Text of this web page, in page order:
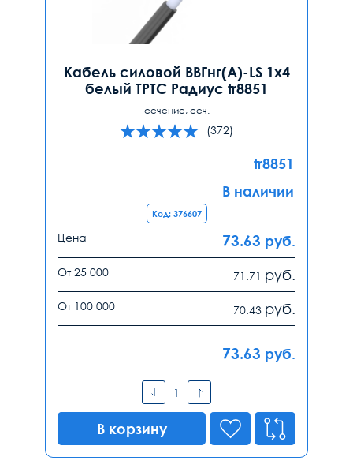
Кабель силовой ВВГнг(А)-LS 1х4
белый ТРТС Радиус tr8851
сечение, сеч.
(372)
tr8851
В наличии
Код: 376607
Цена 73.63 руб.
От 25 000 71.71 руб.
От 100 000 70.43 руб.
73.63 руб.
В корзину